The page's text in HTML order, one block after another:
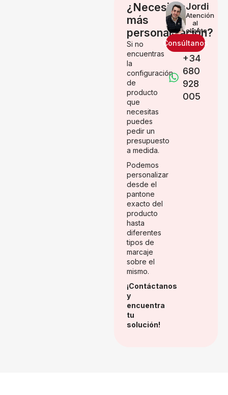
¿Necesitas
más
personalización?
Si no
encuentras
la
configuración
de
producto
que
necesitas
puedes
pedir un
presupuesto
a medida.
Podemos
personalizar
desde el
pantone
exacto del
producto
hasta
diferentes
tipos de
marcaje
sobre el
mismo.
¡Contáctanos
y
encuentra
tu
solución!
Jordi
Atención
al
cliente
Consúltanos
+34
680
928
005